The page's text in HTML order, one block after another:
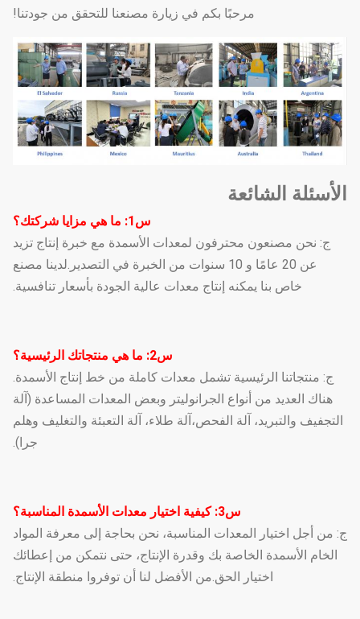
مرحبًا بكم في زيارة مصنعنا للتحقق من جودتنا!
الأسئلة الشائعة
س1: ما هي مزايا شركتك؟
ج: نحن مصنعون محترفون لمعدات الأسمدة مع خبرة إنتاج تزيد
عن 20 عامًا و 10 سنوات من الخبرة في التصدير.لدينا مصنع
خاص بنا يمكنه إنتاج معدات عالية الجودة بأسعار تنافسية.
س2: ما هي منتجاتك الرئيسية؟
ج: منتجاتنا الرئيسية تشمل معدات كاملة من خط إنتاج الأسمدة.
هناك العديد من أنواع الجرانوليتر وبعض المعدات المساعدة (آلة
التجفيف والتبريد، آلة الفحص،آلة طلاء، آلة التعبئة والتغليف وهلم
جرا).
س3: كيفية اختيار معدات الأسمدة المناسبة؟
ج: من أجل اختيار المعدات المناسبة، نحن بحاجة إلى معرفة المواد
الخام الأسمدة الخاصة بك وقدرة الإنتاج، حتى نتمكن من إعطائك
اختيار الحق.من الأفضل لنا أن توفروا منطقة الإنتاج.